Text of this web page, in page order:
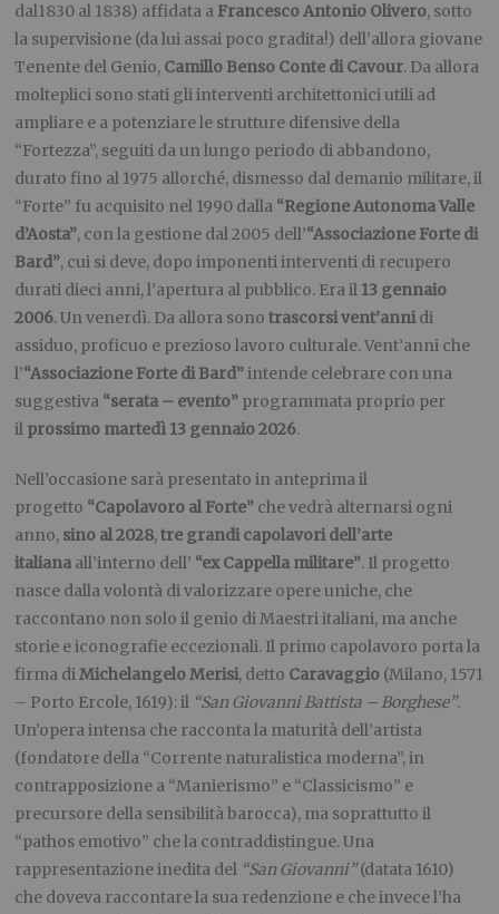
dal1830 al 1838) affidata a Francesco Antonio Olivero, sotto
la supervisione (da lui assai poco gradita!) dell’allora giovane
Tenente del Genio, Camillo Benso Conte di Cavour. Da allora
molteplici sono stati gli interventi architettonici utili ad
ampliare e a potenziare le strutture difensive della
“Fortezza”, seguiti da un lungo periodo di abbandono,
durato fino al 1975 allorché, dismesso dal demanio militare, il
“Forte” fu acquisito nel 1990 dalla “Regione Autonoma Valle
d’Aosta”, con la gestione dal 2005 dell’“Associazione Forte di
Bard”, cui si deve, dopo imponenti interventi di recupero
durati dieci anni, l’apertura al pubblico. Era il 13 gennaio
2006. Un venerdì. Da allora sono trascorsi vent’annidi
assiduo, proficuo e prezioso lavoro culturale. Vent’anni che
l’“Associazione Forte di Bard”intende celebrare con una
suggestiva “serata – evento” programmata proprio per
il prossimo martedì 13 gennaio 2026.
Nell’occasione sarà presentato in anteprima il
progetto “Capolavoro al Forte” che vedrà alternarsi ogni
anno, sino al 2028,tre grandi capolavori dell’arte
italiana all’interno dell’ “ex Cappella militare”. Il progetto
nasce dalla volontà di valorizzare opere uniche, che
raccontano non solo il genio di Maestri italiani, ma anche
storie e iconografie eccezionali. Il primo capolavoro porta la
firma diMichelangelo Merisi, detto Caravaggio (Milano, 1571
– Porto Ercole, 1619): il “San Giovanni Battista – Borghese”.
Un’opera intensa che racconta la maturità dell’artista
(fondatore della “Corrente naturalistica moderna”, in
contrapposizione a “Manierismo” e “Classicismo” e
precursore della sensibilità barocca), ma soprattutto il
“pathos emotivo” che la contraddistingue. Una
rappresentazione inedita del “San Giovanni”(datata 1610)
che doveva raccontare la sua redenzione e che invece l’ha